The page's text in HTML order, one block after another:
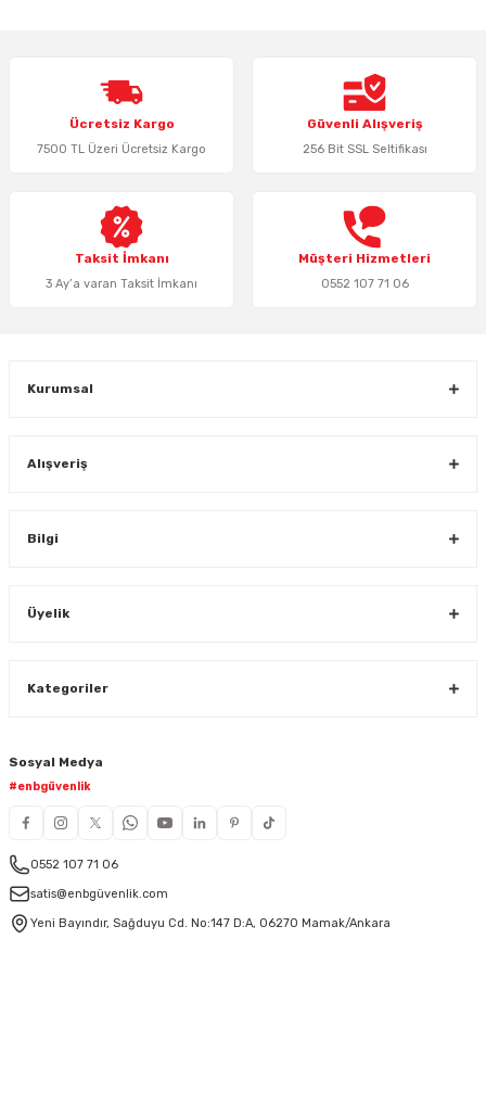
Ürün resmi kalitesiz, bozuk veya görüntülenemiyor.
Ürün açıklamasında eksik bilgiler bulunuyor.
Ürün bilgilerinde hatalar bulunuyor.
Bu ürüne benzer farklı alternatifler olmalı.
Ücretsiz Kargo
7500 TL Üzeri Ücretsiz Kargo
Güvenli Alışveriş
256 Bit SSL Seltifikası
Taksit İmkanı
3 Ay’a varan Taksit İmkanı
Müşteri Hizmetleri
0552 107 71 06
Kurumsal
Alışveriş
Bilgi
Üyelik
Kategoriler
Sosyal Medya
#enbgüvenlik
0552 107 71 06
satis@enbgüvenlik.com
Yeni Bayındır, Sağduyu Cd. No:147 D:A, 06270 Mamak/Ankara